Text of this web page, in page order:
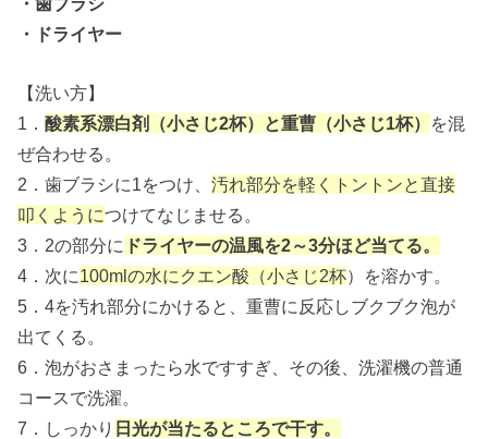
・ドライヤー
【洗い方】
1．酸素系漂白剤（小さじ2杯）と重曹（小さじ1杯） を混
ぜ合わせる。
2．歯ブラシに1をつけ、汚れ部分を軽くトントンと直接
叩くようにつけてなじませる。
3．2の部分に ドライヤーの温風を2～3分ほど当てる。
4．次に100mlの水にクエン酸（小さじ2杯）を溶かす。
5．4を汚れ部分にかけると、重曹に反応しブクブク泡が
出てくる。
6．泡がおさまったら水ですすぎ、その後、洗濯機の普通
コースで洗濯。
7．しっかり 日光が当たるところで干す。